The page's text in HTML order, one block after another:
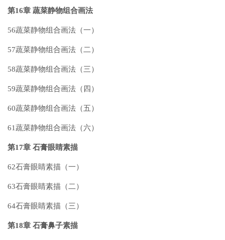
第16章 蔬菜静物组合画法
56蔬菜静物组合画法（一）
57蔬菜静物组合画法（二）
58蔬菜静物组合画法（三）
59蔬菜静物组合画法（四）
60蔬菜静物组合画法（五）
61蔬菜静物组合画法（六）
第17章 石膏眼睛素描
62石膏眼睛素描（一）
63石膏眼睛素描（二）
64石膏眼睛素描（三）
第18章 石膏鼻子素描